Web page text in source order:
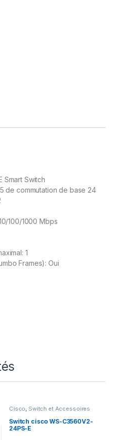
Smart Switch
de commutation de base 24
100/1000 Mbps
1
Frames): Oui
Cisco, Switch et Accessoires
Switch cisco WS-C3560V2-
24PS-E